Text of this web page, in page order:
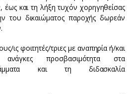
και τη λήξη τυχόν χορηγηθείσας
του δικαιώματος παροχής δωρεάν
ις φοιτητές/τριες με αναπηρία ή/και
ανάγκες προσβασιμότητα στα
και τη διδασκαλία